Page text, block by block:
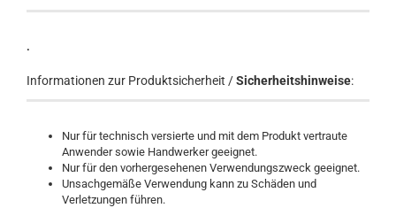
.
Informationen zur Produktsicherheit /Sicherheitshinweise:
Nur für technisch versierte und mit dem Produkt vertraute
Anwender sowie Handwerker geeignet.
Nur für den vorhergesehenen Verwendungszweck geeignet.
Unsachgemäße Verwendung kann zu Schäden und
Verletzungen führen.